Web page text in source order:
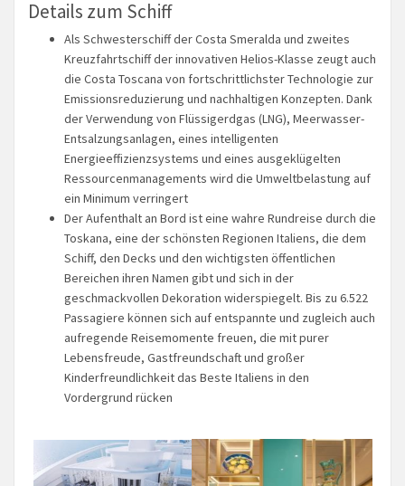
Details zum Schiff
Als Schwesterschiff der Costa Smeralda und zweites
Kreuzfahrtschiff der innovativen Helios-Klasse zeugt auch
die Costa Toscana von fortschrittlichster Technologie zur
Emissionsreduzierung und nachhaltigen Konzepten. Dank
der Verwendung von Flüssigerdgas (LNG), Meerwasser-
Entsalzungsanlagen, eines intelligenten
Energieeffizienzsystems und eines ausgeklügelten
Ressourcenmanagements wird die Umweltbelastung auf
ein Minimum verringert
Der Aufenthalt an Bord ist eine wahre Rundreise durch die
Toskana, eine der schönsten Regionen Italiens, die dem
Schiff, den Decks und den wichtigsten öffentlichen
Bereichen ihren Namen gibt und sich in der
geschmackvollen Dekoration widerspiegelt. Bis zu 6.522
Passagiere können sich auf entspannte und zugleich auch
aufregende Reisemomente freuen, die mit purer
Lebensfreude, Gastfreundschaft und großer
Kinderfreundlichkeit das Beste Italiens in den
Vordergrund rücken